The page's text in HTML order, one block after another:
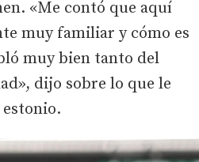
«Me contó que aquí
muy familiar y cómo es
muy bien tanto del
dijo sobre lo que le